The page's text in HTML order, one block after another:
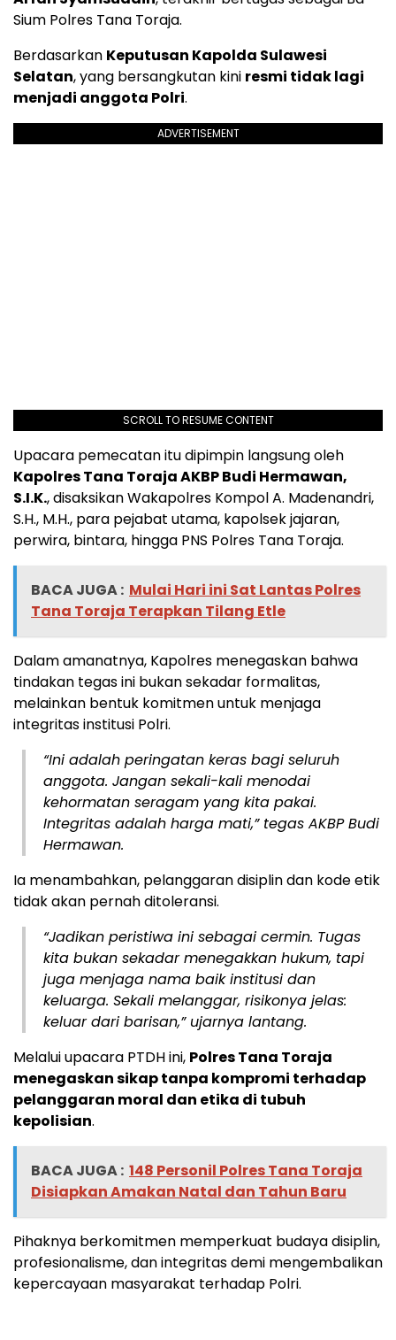
Sium Polres Tana Toraja.
Berdasarkan Keputusan Kapolda Sulawesi
Selatan, yang bersangkutan kini resmi tidak lagi
menjadi anggota Polri.
ADVERTISEMENT
SCROLL TO RESUME CONTENT
Upacara pemecatan itu dipimpin langsung oleh
Kapolres Tana Toraja AKBP Budi Hermawan,
S.I.K., disaksikan Wakapolres Kompol A. Madenandri,
S.H., M.H., para pejabat utama, kapolsek jajaran,
perwira, bintara, hingga PNS Polres Tana Toraja.
BACA JUGA : Mulai Hari ini Sat Lantas Polres
Tana Toraja Terapkan Tilang Etle
Dalam amanatnya, Kapolres menegaskan bahwa
tindakan tegas ini bukan sekadar formalitas,
melainkan bentuk komitmen untuk menjaga
integritas institusi Polri.
“Ini adalah peringatan keras bagi seluruh
anggota. Jangan sekali-kali menodai
kehormatan seragam yang kita pakai.
Integritas adalah harga mati,” tegas AKBP Budi
Hermawan.
Ia menambahkan, pelanggaran disiplin dan kode etik
tidak akan pernah ditoleransi.
“Jadikan peristiwa ini sebagai cermin. Tugas
kita bukan sekadar menegakkan hukum, tapi
juga menjaga nama baik institusi dan
keluarga. Sekali melanggar, risikonya jelas:
keluar dari barisan,” ujarnya lantang.
Melalui upacara PTDH ini, Polres Tana Toraja
menegaskan sikap tanpa kompromi terhadap
pelanggaran moral dan etika di tubuh
kepolisian.
BACA JUGA : 148 Personil Polres Tana Toraja
Disiapkan Amakan Natal dan Tahun Baru
Pihaknya berkomitmen memperkuat budaya disiplin,
profesionalisme, dan integritas demi mengembalikan
kepercayaan masyarakat terhadap Polri.